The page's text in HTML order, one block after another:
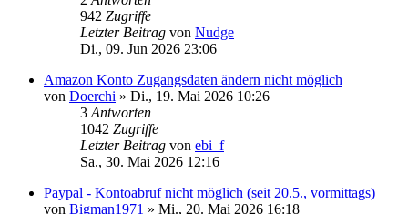
942 Zugriffe
Letzter Beitrag von Nudge
Di., 09. Jun 2026 23:06
Amazon Konto Zugangsdaten ändern nicht möglich
von Doerchi » Di., 19. Mai 2026 10:26
3 Antworten
1042 Zugriffe
Letzter Beitrag von ebi_f
Sa., 30. Mai 2026 12:16
Paypal - Kontoabruf nicht möglich (seit 20.5., vormittags)
von Bigman1971 » Mi., 20. Mai 2026 16:18